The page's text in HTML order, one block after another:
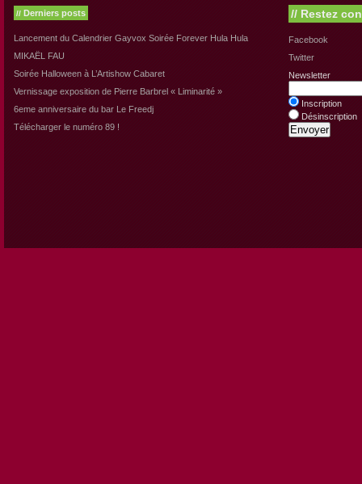
// Derniers posts
Lancement du Calendrier Gayvox Soirée Forever Hula Hula
MIKAËL FAU
Soirée Halloween à L’Artishow Cabaret
Vernissage exposition de Pierre Barbrel « Liminarité »
6eme anniversaire du bar Le Freedj
Télécharger le numéro 89 !
// Restez
Facebook
Twitter
Newsletter
Inscription
Désinscription